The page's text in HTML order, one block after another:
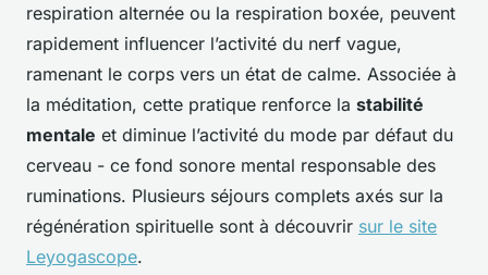
respiration alternée ou la respiration boxée, peuvent
rapidement influencer l’activité du nerf vague,
ramenant le corps vers un état de calme. Associée à
la méditation, cette pratique renforce la stabilité
mentale et diminue l’activité du mode par défaut du
cerveau - ce fond sonore mental responsable des
ruminations. Plusieurs séjours complets axés sur la
régénération spirituelle sont à découvrir sur le site
Leyogascope.